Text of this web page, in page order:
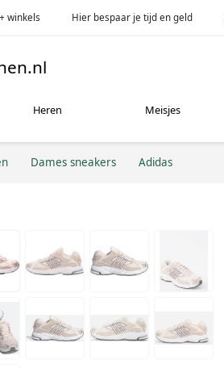
winkels Hier bespaar je tijd en geld
Heren Meisjes
Dames sneakers Adidas